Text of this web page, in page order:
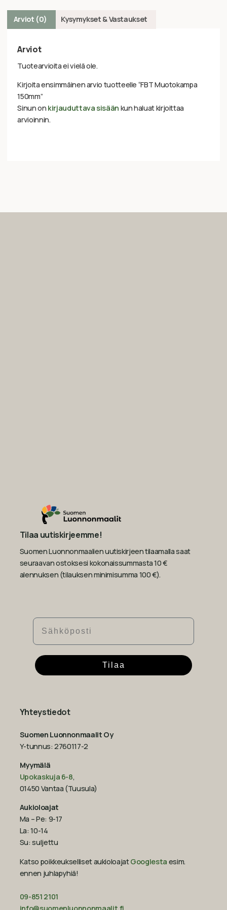
Arviot (0) Kysymykset & Vastaukset
Arviot
Tuotearvioita ei vielä ole.
Kirjoita ensimmäinen arvio tuotteelle “FBT Muotokampa
150mm”
Sinun on kirjauduttava sisään kun haluat kirjoittaa
arvioinnin.
Tilaa uutiskirjeemme!
Suomen Luonnonmaalien uutiskirjeen tilaamalla saat
seuraavan ostoksesi kokonaissummasta 10 €
alennuksen (tilauksen minimisumma 100 €).
Sähköposti
Tilaa
Yhteystiedot
Suomen Luonnonmaalit Oy
Y-tunnus: 2760117-2
Myymälä
Upokaskuja 6-8,
01450 Vantaa (Tuusula)
Aukioloajat
Ma – Pe: 9-17
La: 10-14
Su: suljettu
Katso poikkeukselliset aukioloajatGooglesta esim.
ennen juhlapyhiä!‍
09-851 2101